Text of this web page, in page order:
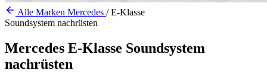
Alle Marken Mercedes / E-Klasse
Soundsystem nachrüsten
Mercedes E-Klasse Soundsystem
nachrüsten